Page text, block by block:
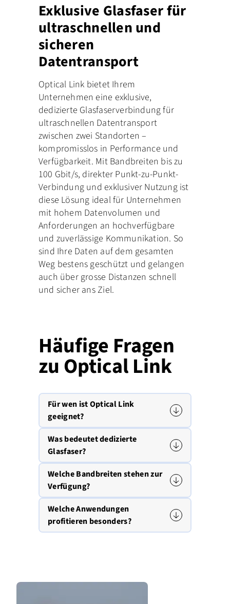
Exklusive Glasfaser für
ultraschnellen und
sicheren
Datentransport
Optical Link bietet Ihrem
Unternehmen eine exklusive,
dedizierte Glasfaserverbindung für
ultraschnellen Datentransport
zwischen zwei Standorten –
kompromisslos in Performance und
Verfügbarkeit. Mit Bandbreiten bis zu
100 Gbit/s, direkter Punkt-zu-Punkt-
Verbindung und exklusiver Nutzung ist
diese Lösung ideal für Unternehmen
mit hohem Datenvolumen und
Anforderungen an hochverfügbare
und zuverlässige Kommunikation. So
sind Ihre Daten auf dem gesamten
Weg bestens geschützt und gelangen
auch über grosse Distanzen schnell
und sicher ans Ziel.
Häufige Fragen
zu Optical Link
Für wen ist Optical Link
geeignet?
Was bedeutet dedizierte
Glasfaser?
Welche Bandbreiten stehen zur
Verfügung?
Welche Anwendungen
profitieren besonders?